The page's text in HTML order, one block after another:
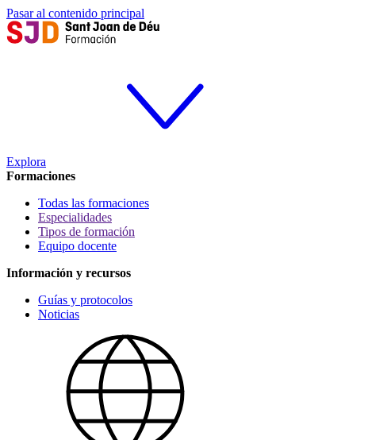
Pasar al contenido principal
Explora
Formaciones
Todas las formaciones
Especialidades
Tipos de formación
Equipo docente
Información y recursos
Guías y protocolos
Noticias